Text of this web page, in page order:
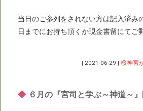
当日のご参列をされない方は記入済み
日までにお持ち頂くか現金書留にてご
| 2021-06-29 |桜神宮
◆ ６月の『宮司と学ぶ～神道～